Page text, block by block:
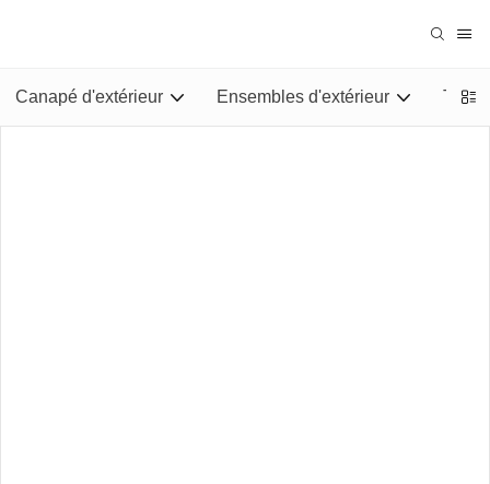
Canapé d'extérieur Ensembles d'extérieur